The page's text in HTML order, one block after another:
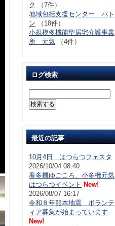
ク
（7件）
地域包括支援センター バト
ン （18件）
小規模多機能型居宅介護事業
所 元気 （4件）
ログ検索
最近の記事
10月4日 はつらつフェスタ
2026/10/04 08:40
看多機ゆごころ、小多機元気
はつらつイベント New!
2026/08/07 16:17
令和８年熊本地震 ボランテ
ィア募集が始まっています
New!